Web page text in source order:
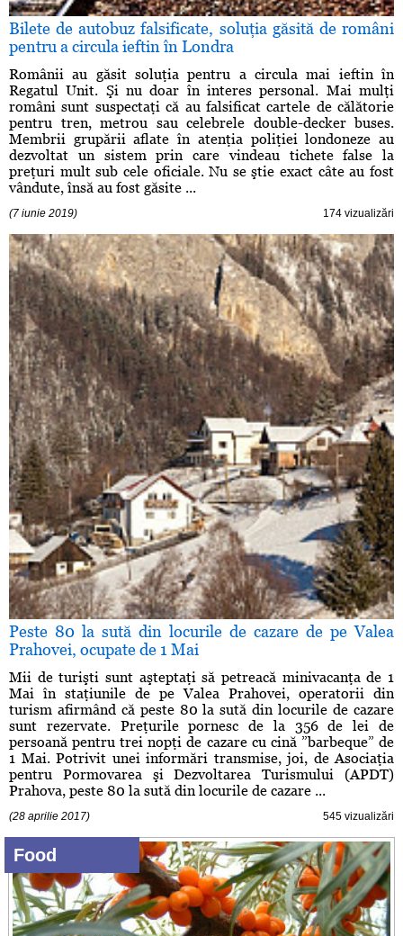
Bilete de autobuz falsificate, soluţia găsită de români
pentru a circula ieftin în Londra
Românii au găsit soluţia pentru a circula mai ieftin în
Regatul Unit. Şi nu doar în interes personal. Mai mulţi
români sunt suspectaţi că au falsificat cartele de călătorie
pentru tren, metrou sau celebrele double-decker buses.
Membrii grupării aflate în atenţia poliţiei londoneze au
dezvoltat un sistem prin care vindeau tichete false la
preţuri mult sub cele oficiale. Nu se ştie exact câte au fost
vândute, însă au fost găsite ...
(7 iunie 2019) 174 vizualizări
Peste 80 la sută din locurile de cazare de pe Valea
Prahovei, ocupate de 1 Mai
Mii de turişti sunt aşteptaţi să petreacă minivacanţa de 1
Mai în staţiunile de pe Valea Prahovei, operatorii din
turism afirmând că peste 80 la sută din locurile de cazare
sunt rezervate. Preţurile pornesc de la 356 de lei de
persoană pentru trei nopţi de cazare cu cină ”barbeque” de
1 Mai. Potrivit unei informări transmise, joi, de Asociaţia
pentru Pormovarea şi Dezvoltarea Turismului (APDT)
Prahova, peste 80 la sută din locurile de cazare ...
(28 aprilie 2017) 545 vizualizări
Food